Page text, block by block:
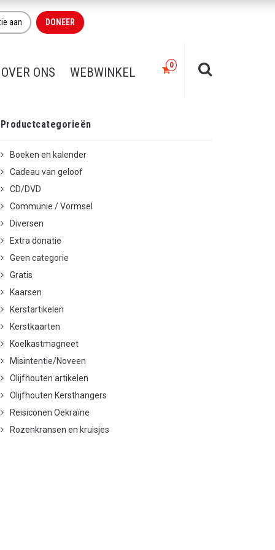
aan DONEER
OVER ONS WEBWINKEL
Productcategorieën
Boeken en kalender
Cadeau van geloof
CD/DVD
Communie / Vormsel
Diversen
Extra donatie
Geen categorie
Gratis
Kaarsen
Kerstartikelen
Kerstkaarten
Koelkastmagneet
Misintentie/Noveen
Olijfhouten artikelen
Olijfhouten Kersthangers
Reisiconen Oekraïne
Rozenkransen en kruisjes